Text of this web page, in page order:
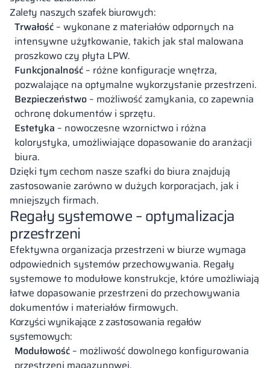
Zalety naszych szafek biurowych:
Trwałość – wykonane z materiałów odpornych na
intensywne użytkowanie, takich jak stal malowana
proszkowo czy płyta LPW.
Funkcjonalność – różne konfiguracje wnętrza,
pozwalające na optymalne wykorzystanie przestrzeni.
Bezpieczeństwo – możliwość zamykania, co zapewnia
ochronę dokumentów i sprzętu.
Estetyka – nowoczesne wzornictwo i różna
kolorystyka, umożliwiające dopasowanie do aranżacji
biura.
Dzięki tym cechom nasze szafki do biura znajdują
zastosowanie zarówno w dużych korporacjach, jak i
mniejszych firmach.
Regały systemowe – optymalizacja
przestrzeni
Efektywna organizacja przestrzeni w biurze wymaga
odpowiednich systemów przechowywania. Regały
systemowe to modułowe konstrukcje, które umożliwiają
łatwe dopasowanie przestrzeni do przechowywania
dokumentów i materiałów firmowych.
Korzyści wynikające z zastosowania regałów
systemowych:
Modułowość – możliwość dowolnego konfigurowania